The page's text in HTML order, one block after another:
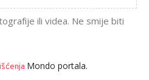
ili videa. Ne smije biti
Mondo portala.